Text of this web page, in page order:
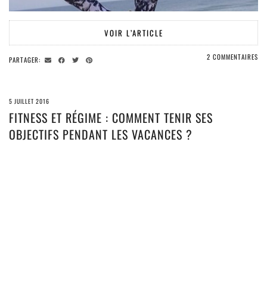
VOIR L’ARTICLE
PARTAGER: 2 COMMENTAIRES
5 JUILLET 2016
FITNESS ET RÉGIME : COMMENT TENIR SES
OBJECTIFS PENDANT LES VACANCES ?